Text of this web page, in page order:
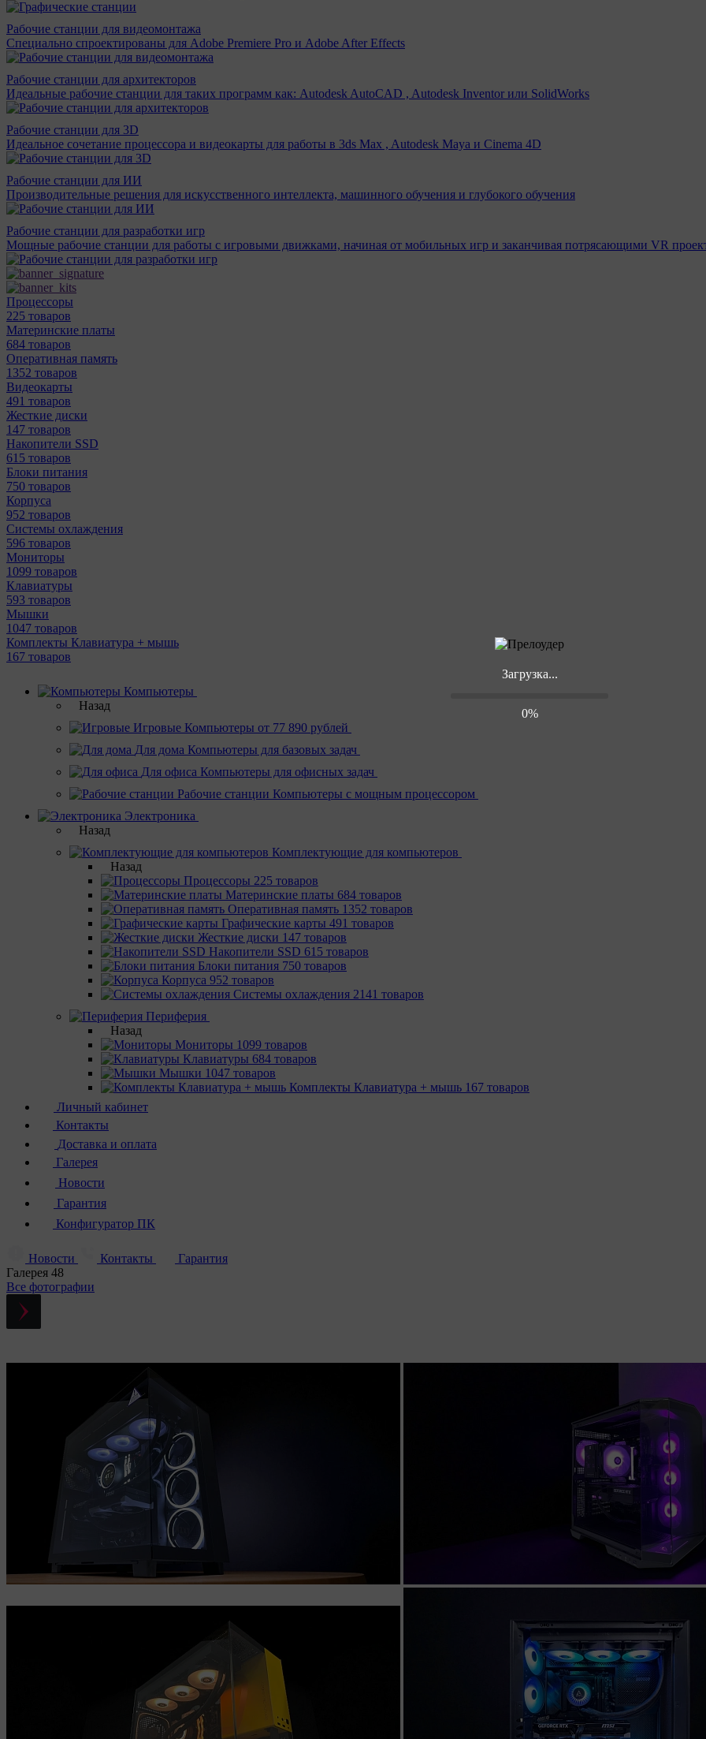
Загрузка...
0%
Рабочие станции для видеомонтажа
Специально спроектированы для Adobe Premiere Pro и Adobe After Effects
Рабочие станции для архитекторов
Идеальные рабочие станции для таких программ как: Autodesk AutoCAD , Autodesk Inventor или SolidWorks
Рабочие станции для 3D
Идеальное сочетание процессора и видеокарты для работы в 3ds Max , Autodesk Maya и Cinema 4D
Рабочие станции для ИИ
Производительные решения для искусственного интеллекта, машинного обучения и глубокого обучения
Рабочие станции для разработки игр
Мощные рабочие станции для работы с игровыми движками, начиная от мобильных игр и заканчивая потрясающими VR
Процессоры
225 товаров
Материнcкие платы
684 товаров
Оперативная память
1352 товаров
Видеокарты
491 товаров
Жесткие диски
147 товаров
Накопители SSD
615 товаров
Блоки питания
750 товаров
Корпуса
952 товаров
Системы охлаждения
596 товаров
Мониторы
1099 товаров
Клавиатуры
593 товаров
Мышки
1047 товаров
Комплекты Клавиатура + мышь
167 товаров
Компьютеры
Назад
Игровые Компьютеры от 77 890 рублей
Для дома Компьютеры для базовых задач
Для офиса Компьютеры для офисных задач
Рабочие станции Компьютеры с мощным процессором
Электроника
Назад
Комплектующие для компьютеров
Назад
Процессоры 225 товаров
Материнcкие платы 684 товаров
Оперативная память 1352 товаров
Графические карты 491 товаров
Жесткие диски 147 товаров
Накопители SSD 615 товаров
Блоки питания 750 товаров
Корпуса 952 товаров
Системы охлаждения 2141 товаров
Периферия
Назад
Мониторы 1099 товаров
Клавиатуры 684 товаров
Мышки 1047 товаров
Комплекты Клавиатура + мышь 167 товаров
Личный кабинет
Контакты
Доставка и оплата
Галерея
Новости
Гарантия
Конфигуратор ПК
Новости Контакты
Гарантия
Галерея 48
Все фотографии